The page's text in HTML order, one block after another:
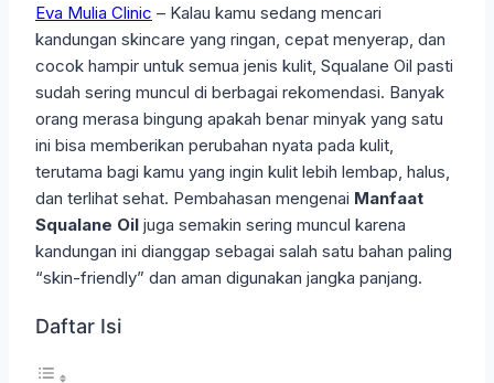
Eva Mulia Clinic – Kalau kamu sedang mencari
kandungan skincare yang ringan, cepat menyerap, dan
cocok hampir untuk semua jenis kulit, Squalane Oil pasti
sudah sering muncul di berbagai rekomendasi. Banyak
orang merasa bingung apakah benar minyak yang satu
ini bisa memberikan perubahan nyata pada kulit,
terutama bagi kamu yang ingin kulit lebih lembap, halus,
dan terlihat sehat. Pembahasan mengenai Manfaat
Squalane Oil juga semakin sering muncul karena
kandungan ini dianggap sebagai salah satu bahan paling
“skin-friendly” dan aman digunakan jangka panjang.
Daftar Isi